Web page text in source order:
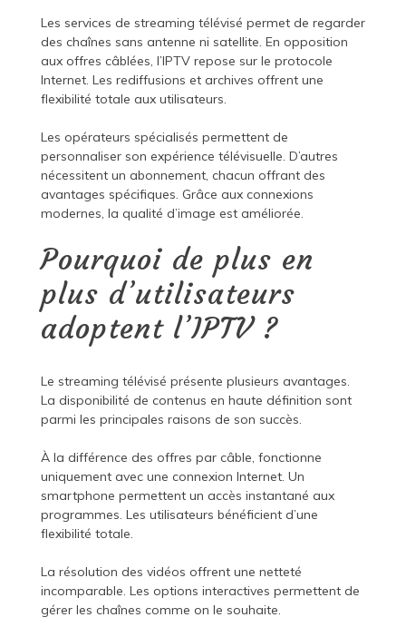
Les services de streaming télévisé permet de regarder
des chaînes sans antenne ni satellite. En opposition
aux offres câblées, l’IPTV repose sur le protocole
Internet. Les rediffusions et archives offrent une
flexibilité totale aux utilisateurs.
Les opérateurs spécialisés permettent de
personnaliser son expérience télévisuelle. D’autres
nécessitent un abonnement, chacun offrant des
avantages spécifiques. Grâce aux connexions
modernes, la qualité d’image est améliorée.
Pourquoi de plus en
plus d’utilisateurs
adoptent l’IPTV ?
Le streaming télévisé présente plusieurs avantages.
La disponibilité de contenus en haute définition sont
parmi les principales raisons de son succès.
À la différence des offres par câble, fonctionne
uniquement avec une connexion Internet. Un
smartphone permettent un accès instantané aux
programmes. Les utilisateurs bénéficient d’une
flexibilité totale.
La résolution des vidéos offrent une netteté
incomparable. Les options interactives permettent de
gérer les chaînes comme on le souhaite.